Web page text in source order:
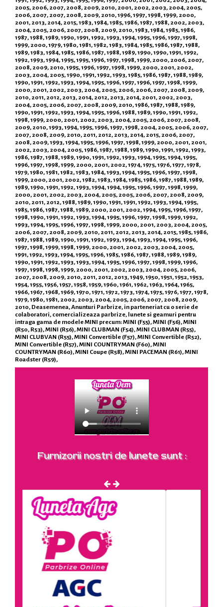
2005, 2006, 2007, 2008, 2009, 2010, 2001, 2002, 2003, 2004, 2005,
2006, 2007, 2007, 2008, 2009, 2010, 1996, 1997, 1998, 1999, 2000,
2001, 2013, 2014, 2015, 1983, 1984, 1985, 1986, 1987, 1988, 2002, 2003,
2004, 2005, 2006, 2007, 2008, 2009, 2010, 1983, 1984, 1985, 1986,
1987, 1988, 1989, 1990, 1991, 1992, 1993, 1994, 1995, 1996, 1997, 1998,
1999, 2000, 1979, 1980, 1981, 1982, 1983, 1984, 1985, 1986, 1987, 1988,
1989, 1983, 1984, 1985, 1986, 1987, 1988, 1989, 1990, 1990, 1991, 1992,
1992, 1993, 1994, 1995, 1995, 1996, 1997, 1998, 1999, 2000, 2006, 2007,
2008, 2009, 2010, 1995, 1996, 1997, 1998, 1999, 2000, 2001, 2002,
2003, 2004, 2005, 1990, 1991, 1992, 1993, 1985, 1986, 1987, 1988, 1989,
1990, 1991, 1992, 1993, 1994, 1995, 1996, 1997, 1996, 1997, 1998, 1999,
2000, 2001, 2002, 2003, 2004, 2005, 2006, 2006, 2007, 2008, 2009,
2010, 2011, 2012, 2013, 2014, 2012, 2013, 2014, 2001, 2002, 2003,
2004, 2005, 2006, 2007, 2008, 2009, 2010, 1986, 1987, 1988, 1989,
1990, 1991, 1992, 1993, 1994, 1995, 1996, 1988, 1989, 1990, 1991, 1992,
1998, 1999, 2000, 2001, 2002, 2003, 2004, 2005, 2006, 2007, 2008,
2009, 2010, 1993, 1994, 1995, 1996, 1997, 1998, 2004, 2005, 2006, 2007,
2007, 2008, 2009, 2010, 2011, 2012, 2013, 2014, 2015, 2006, 2007,
2008, 2009, 1993, 1994, 1995, 1996, 1997, 1998, 1999, 2000, 2001, 2001,
2002, 2003, 2004, 2005, 1986, 1987, 1988, 1989, 1990, 1991, 1992, 1993,
1986, 1987, 1988, 1989, 1990, 1991, 1992, 1993, 1994, 1995, 1994, 1995,
1996, 1997, 1998, 1999, 2000, 2001, 2002, 1974, 1975, 1976, 1977, 1978,
1979, 1980, 1981, 1982, 1983, 1984, 1993, 1994, 1995, 1996, 1997, 1998,
1999, 2000, 2001, 2002, 1982, 1983, 1984, 1985, 1986, 1987, 1988, 1989,
1989, 1990, 1991, 1992, 1993, 1994, 1994, 1995, 1996, 1997, 1998, 1999,
2000, 2001, 2002, 2003, 2004, 2005, 2005, 2006, 2007, 2008, 2009,
2010, 2011, 2012, 1988, 1989, 1990, 1991, 1991, 1992, 1993, 1994, 1995,
1985, 1986, 1987, 1988, 1989, 2000, 2001, 2002, 1994, 1995, 1996, 1997,
1998, 1990, 1991, 1992, 1993, 1994, 1995, 1996, 1997, 1998, 1999, 1992,
1993, 1994, 1995, 1996, 1997, 1998, 1999, 2000, 2001, 2003, 2004, 2005,
2006, 2007, 2008, 2009, 2010, 2011, 2012, 2013, 2014, 2015, 1985, 1986,
1987, 1988, 1989, 1990, 1991, 1992, 1993, 1994, 1993, 1994, 1995, 1996,
1997, 1998, 1999, 1998, 1999, 2000, 2001, 2002, 2003, 2004, 2005,
1991, 1992, 1993, 1994, 1995, 1996, 1985, 1986, 1987, 1988, 1989, 1989,
1990, 1991, 1992, 1993, 1993, 1994, 1995, 1996, 1997, 1998, 1999, 1996,
1997, 1998, 1998, 1999, 2000, 2001, 2002, 2003, 2004, 2005, 2006,
2007, 2008, 2009, 2010, 2011, 2012, 2013, 1949, 1950, 1951, 1952, 1953,
1954, 1955, 1956, 1957, 1958, 1959, 1960, 1961, 1962, 1963, 1964, 1965,
1966, 1967, 1968, 1969, 1970, 1971, 1972, 1973, 1974, 1975, 1976, 1977, 1978,
1979, 1980, 1981, 2002, 2003, 2004, 2005, 2006, 2007, 2008, 2009,
2010, Deasemenea, Anunturi Parbrize, in parteneriat cu o serie de
colaboratori, comercializeaza parbrize, lunete si geamuri pentru
intraga gama de modele MINI precum: MINI (F55), MINI (F56), MINI
(R50, R53), MINI (R56), MINI CLUBMAN (F54), MINI CLUBMAN (R55),
MINI CLUBVAN (R55), MINI Convertible (F57), MINI Convertible (R52),
MINI Convertible (R57), MINI COUNTRYMAN (F60), MINI
COUNTRYMAN (R60), MINI Coupe (R58), MINI PACEMAN (R61), MINI
Roadster (R59),
Furnizorii nostri de lunete sunt :